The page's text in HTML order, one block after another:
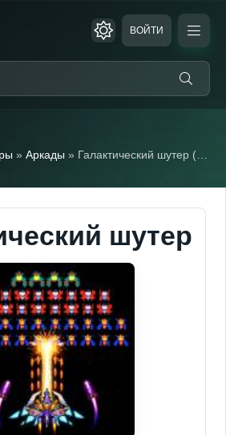
ВОЙТИ
» Аркады » Галактический шутер (Мод, Много денег)
шутер